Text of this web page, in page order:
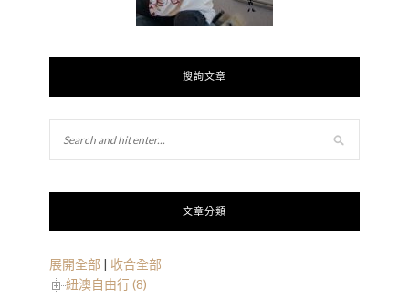
搜詢文章
文章分類
展開全部 | 收合全部
紐澳自由行 (8)